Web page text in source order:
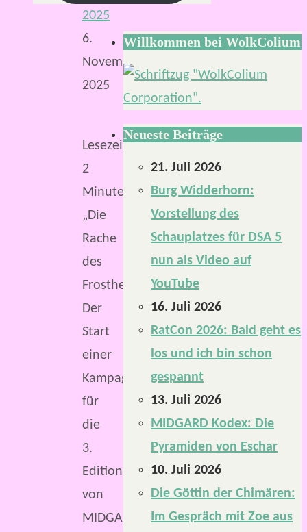
2025
6.
November
2025
Lesezeit:
2
Minuten
„Die
Rache
des
Frosthexers“.
Der
Start
einer
Kampagne
für
die
3.
Edition
von
MIDGARD.
Willkommen bei WolkColium
Neueste Beiträge
21. Juli 2026
Burg Widderhorn:
Vorstellung des
Schauplatzes für DSA 5
nun als Video auf
YouTube
16. Juli 2026
RatCon 2026: Bald geht es
los und ich bin schon
gespannt
13. Juli 2026
MIDGARD Kodex: Die
Pyramiden von Eschar
10. Juli 2026
Die Göttin der Chimären:
Im Gespräch mit Zoe aus